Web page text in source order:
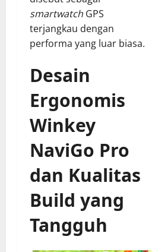
smartwatch GPS
terjangkau dengan
performa yang luar biasa.
Desain
Ergonomis
Winkey
NaviGo Pro
dan Kualitas
Build yang
Tangguh